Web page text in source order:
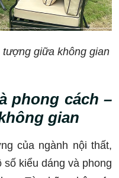
giữa không gian
phong cách –
gian
của ngành nội thất,
kiểu dáng và phong